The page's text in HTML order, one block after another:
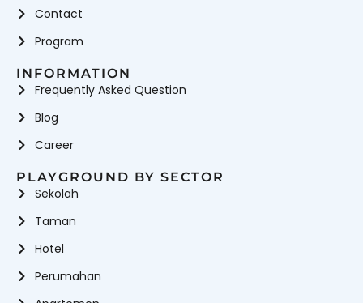
Contact
Program
INFORMATION
Frequently Asked Question
Blog
Career
PLAYGROUND BY SECTOR
Sekolah
Taman
Hotel
Perumahan